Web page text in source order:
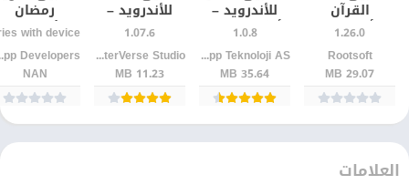
القرآن
أسبوعيًا
للأندرويد |
التزم بالقراءة
دون انقطاع
1.26.0
Rootsoft
29.07 MB
للأندرويد –
أذكار الصباح
والمساء
بسهولة
1.0.8
Assistant App Teknoloji AS
35.64 MB
للأندرويد –
مواقيت الصلاة
واتجاه القبلة
بدقة
1.07.6
JupiterVerse Studio
11.23 MB
رمضان
للأندرويد –
أوقات
بدقة
يومية
NAN
العلامات